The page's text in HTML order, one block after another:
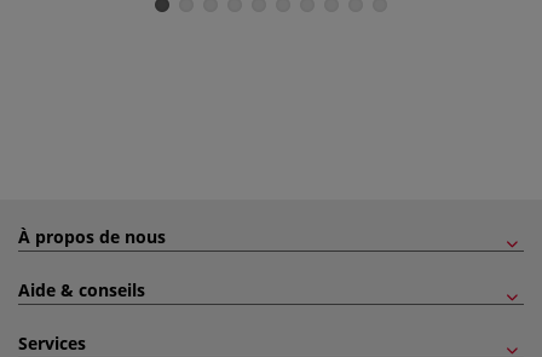
À propos de nous
Aide & conseils
Services